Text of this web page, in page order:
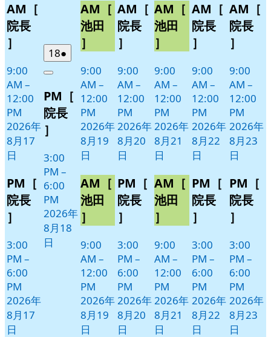
月
17
日
イ
AM［
院長
］
9:00
AM –
12:00
PM
2026年
8月17
日
PM［
院長
］
3:00
PM –
6:00
PM
2026年
8月17
日
182026
年
月
18
日
●
件
イ
ベ
Close
PM［
院長
］
3:00
PM –
6:00
PM
2026年
8月18
日
月
19
日
イ
ベ
ト)
AM［
池田
］
9:00
AM –
12:00
PM
2026年
8月19
日
AM［
池田
］
9:00
AM –
12:00
PM
2026年
8月19
日
月
20
日
イ
ベ
ト)
AM［
院長
］
9:00
AM –
12:00
PM
2026年
8月20
日
PM［
院長
］
3:00
PM –
6:00
PM
2026年
8月20
日
月
21
日
イ
ベ
ト)
AM［
池田
］
9:00
AM –
12:00
PM
2026年
8月21
日
AM［
池田
］
9:00
AM –
12:00
PM
2026年
8月21
日
月
22
日
イ
ベ
ト)
AM［
院長
］
9:00
AM –
12:00
PM
2026年
8月22
日
PM［
院長
］
3:00
PM –
6:00
PM
2026年
8月22
日
月
23
日
イ
AM［
院長
］
9:00
AM –
12:00
PM
2026年
8月23
日
PM［
院長
］
3:00
PM –
6:00
PM
2026年
8月23
日